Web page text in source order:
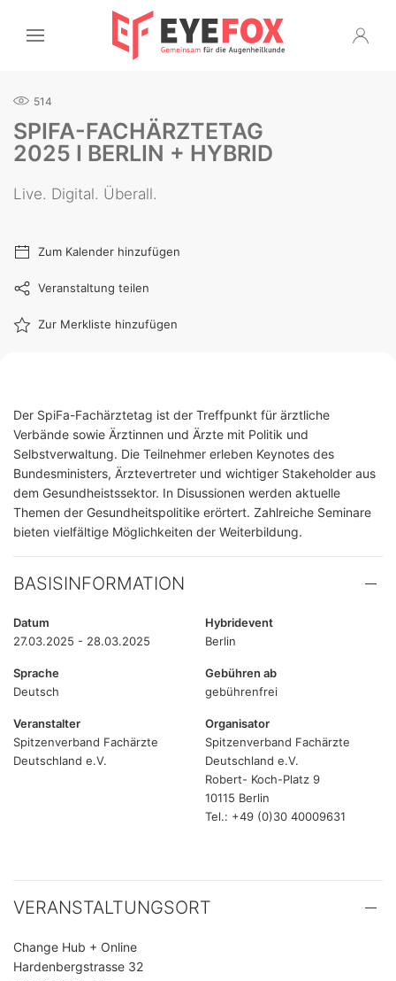
514
SPIFA-FACHÄRZTETAG
2025 I BERLIN + HYBRID
Live. Digital. Überall.
Zum Kalender hinzufügen
Veranstaltung teilen
Zur Merkliste hinzufügen
Der SpiFa-Fachärztetag ist der Treffpunkt für ärztliche
Verbände sowie Ärztinnen und Ärzte mit Politik und
Selbstverwaltung. Die Teilnehmer erleben Keynotes des
Bundesministers, Ärztevertreter und wichtiger Stakeholder aus
dem Gesundheistssektor. In Disussionen werden aktuelle
Themen der Gesundheitspolitike erörtert. Zahlreiche Seminare
bieten vielfältige Möglichkeiten der Weiterbildung.
BASISINFORMATION
Datum
27.03.2025 - 28.03.2025
Hybridevent
Berlin
Sprache
Deutsch
Gebühren ab
gebührenfrei
Veranstalter
Spitzenverband Fachärzte
Deutschland e.V.
Organisator
Spitzenverband Fachärzte
Deutschland e.V.
Robert- Koch-Platz 9
10115 Berlin
Tel.: +49 (0)30 40009631
VERANSTALTUNGSORT
Change Hub + Online
Hardenbergstrasse 32